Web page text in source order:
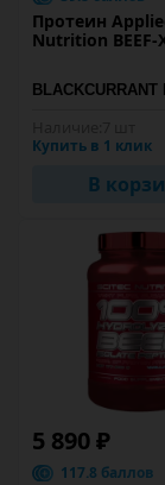
Протеин
Nutrition BEEF-
Купить в 1 клик
В
5 890 ₽
117.8 баллов